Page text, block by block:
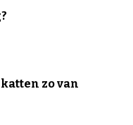
zo van